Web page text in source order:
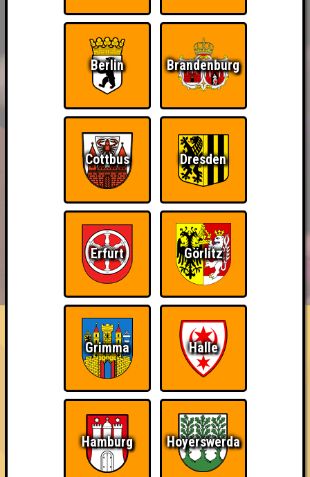
HIGHSCORE RESERVIERUNG
FAQ ÜBER UNS
Quizveteran
Nehmt an 50 Quizlaboren teil
~ Noch nicht erreicht ~
Berlin Brandenburg
Cottbus Dresden
Erfurt Görlitz
Grimma Halle
Hamburg Hoyerswerda